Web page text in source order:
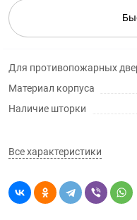
Для противопожарных
Материал корпуса
Наличие шторки
Все характеристики